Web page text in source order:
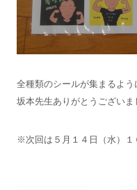
全種類のシールが集まるよう
坂本先生ありがとうございま
※次回は５月１４日（水）１